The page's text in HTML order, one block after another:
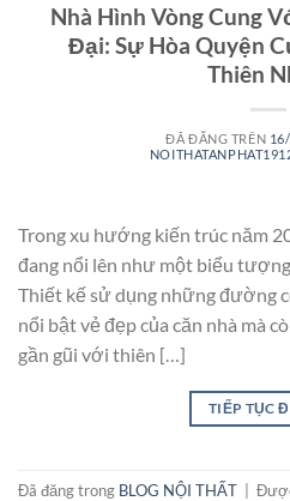
Nhà Hình Vòng Cung
Đại: Sự Hòa Quyện
Thiên
ĐÃ ĐĂNG TRÊN
Trong xu hướng kiến trúc năm
đang nổi lên như một biểu
Thiết kế sử dụng những đường
nổi bật vẻ đẹp của căn nhà mà
gần gũi với thiên […]
TIẾP TỤC
Đã đăng trong BLOG NỘI THẤT